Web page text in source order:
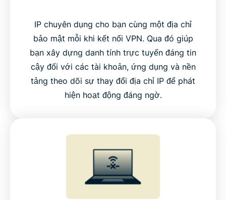
IP chuyên dụng cho bạn cùng một địa chỉ
bảo mật mỗi khi kết nối VPN. Qua đó giúp
bạn xây dựng danh tính trực tuyến đáng tin
cậy đối với các tài khoản, ứng dụng và nền
tảng theo dõi sự thay đổi địa chỉ IP để phát
hiện hoạt động đáng ngờ.